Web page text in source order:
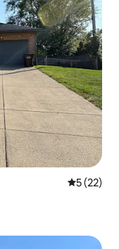
საშუალო
5 (22)